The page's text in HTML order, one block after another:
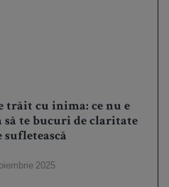
trăit cu inima: ce nu e
să te bucuri de claritate
2025